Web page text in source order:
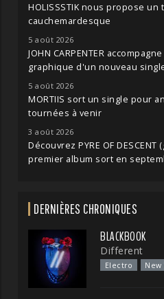
HOLISSSTIK nous propose
cauchemardesque
5 août 2026
JOHN CARPENTER
graphique d'un nouveau
5 août 2026
MORTIIS sort un single pour
tournées à venir
3 août 2026
Découvrez PYRE OF
premier album sort en
DERNIÈRES CHRONIQUES
BLACKBOOK
Different
Electro New